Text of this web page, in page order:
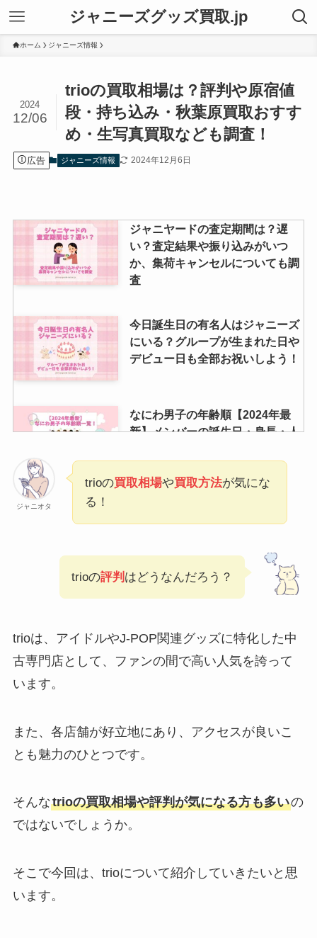
ジャニーズグッズ買取.jp
ホーム ジャニーズ情報
trioの買取相場は？評判や原宿値
段・持ち込み・秋葉原買取おすす
め・生写真買取なども調査！
2024
12/06
広告 ジャニーズ情報 2024年12月6日
ジャニヤードの査定期間は？遅
い？査定結果や振り込みがいつ
か、集荷キャンセルについても調
査
今日誕生日の有名人はジャニーズ
にいる？グループが生まれた日や
デビュー日も全部お祝いしよう！
なにわ男子の年齢順【2024年最
新】メンバーの誕生日・身長・人
きないものや買取評判・売ってみ
ジャニーズライブに同行者が行け
元ジャニオタについて解説！
ジャニーズのカラオケで歌いやす
い曲はコレ！男女別の歌いやすい
ジャニオタ
trioの買取相場や買取方法が気にな
る！
trioの評判 はどうなんだろう？
trioは、アイドルやJ-POP関連グッズに特化した中
古専門店として、ファンの間で高い人気を誇って
います。
また、各店舗が好立地にあり、アクセスが良いこ
とも魅力のひとつです。
そんなtrioの買取相場や評判が気になる方も多いの
ではないでしょうか。
そこで今回は、trioについて紹介していきたいと思
います。